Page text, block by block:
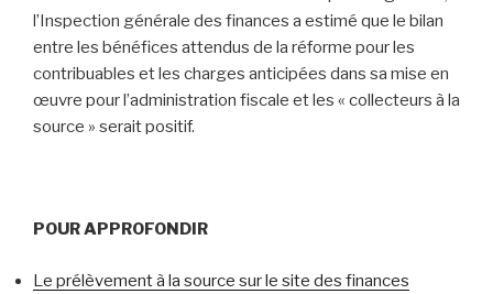
l’Inspection générale des finances a estimé que le bilan
entre les bénéfices attendus de la réforme pour les
contribuables et les charges anticipées dans sa mise en
œuvre pour l’administration fiscale et les « collecteurs à la
source » serait positif.
POUR APPROFONDIR
Le prélèvement à la source sur le site des finances